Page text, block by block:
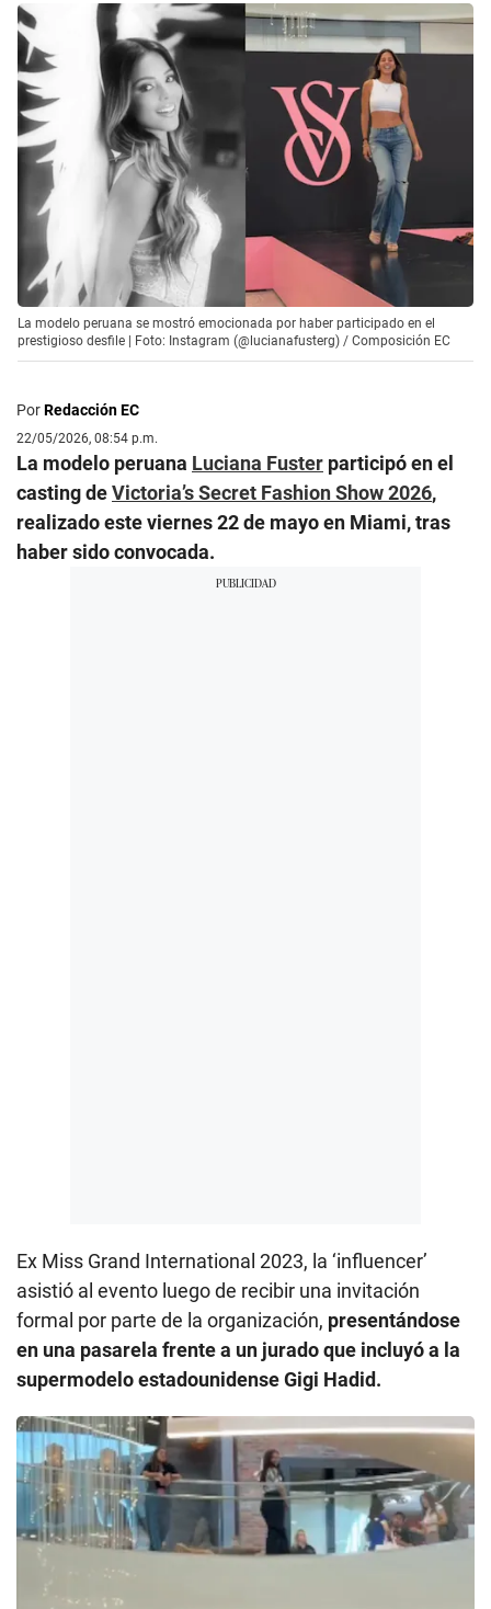
La modelo peruana se mostró emocionada por haber participado en el
prestigioso desfile | Foto: Instagram (@lucianafusterg) / Composición EC
PorRedacción EC
22/05/2026, 08:54 p.m.
La modelo peruana Luciana Fuster participó en el
casting deVictoria’s Secret Fashion Show 2026,
realizado este viernes 22 de mayo en Miami, tras
haber sido convocada.
Ex Miss Grand International 2023, la ‘influencer’
asistió al evento luego de recibir una invitación
formal por parte de la organización, presentándose
en una pasarela frente a un jurado que incluyó a la
supermodelo estadounidense Gigi Hadid.